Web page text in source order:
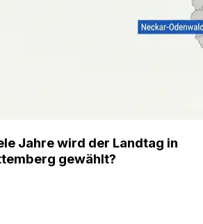
Jahre wird der Landtag in
gewählt?